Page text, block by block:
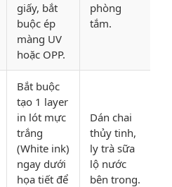
giấy, bắt
buộc ép
màng UV
hoặc OPP.
phòng
tắm.
Bắt buộc
tạo 1 layer
in lót mực
trắng
(White ink)
ngay dưới
họa tiết để
Dán chai
thủy tinh,
ly trà sữa
lộ nước
bên trong.